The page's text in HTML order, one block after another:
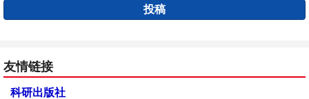
投稿
友情链接
科研出版社